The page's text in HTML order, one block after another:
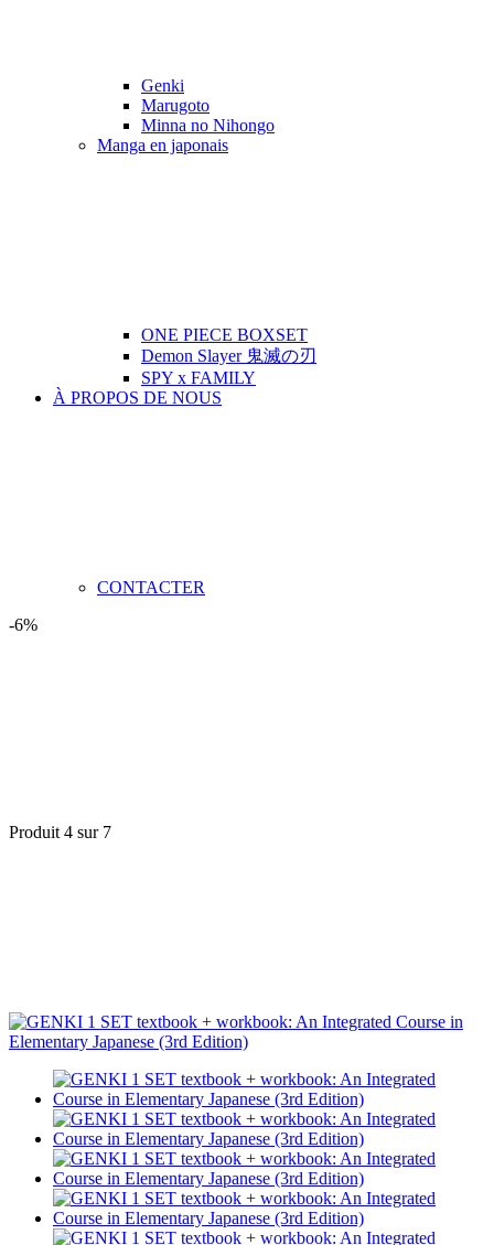
Genki
Marugoto
Minna no Nihongo
Manga en japonais
ONE PIECE BOXSET
Demon Slayer 鬼滅の刃
SPY x FAMILY
À PROPOS DE NOUS
CONTACTER
-6%
Produit 4 sur 7